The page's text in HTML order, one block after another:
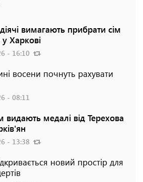
вимагають прибрати сім
Харкові
- 16:10
восени почнуть рахувати
- 08:11
медалі від Терехова
- 13:38
новий простір для